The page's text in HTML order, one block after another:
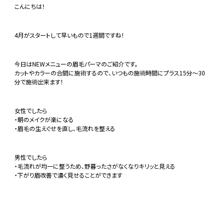
こんにちは！
4月がスタートして早いもので1週間ですね！
今日はNEWメニューの眉毛パーマのご紹介です。
カットやカラーの合間に施術するので、いつもの施術時間にプラス15分～30
分で施術出来ます！
女性でしたら
・朝のメイクが楽になる
・眉毛の生えぐせを直し、毛流れを整える
男性でしたら
・毛流れが均一に整うため、野暮ったさがなくなりキリッと見える
・下がり眉改善で濃く見せることができます